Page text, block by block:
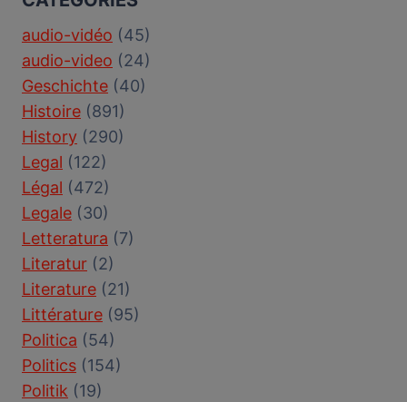
audio-vidéo (45)
audio-video (24)
Geschichte (40)
Histoire (891)
History (290)
Legal (122)
Légal (472)
Legale (30)
Letteratura (7)
Literatur (2)
Literature (21)
Littérature (95)
Politica (54)
Politics (154)
Politik (19)